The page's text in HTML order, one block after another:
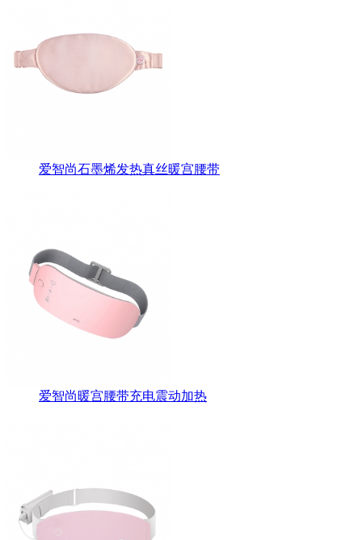
爱智尚石墨烯发热真丝暖宫腰带
爱智尚暖宫腰带充电震动加热